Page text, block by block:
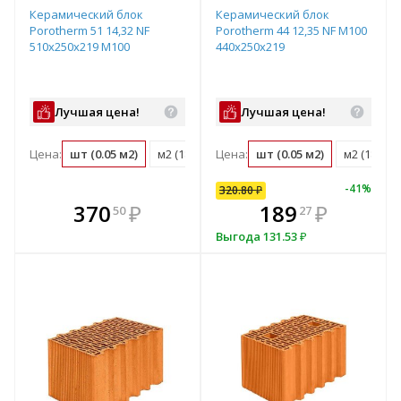
Керамический блок
Porotherm 51 14,32 NF
510х250х219 М100
Лучшая цена!
Цена: шт (0.05 м2) м2 (18.3 шт) м3 (35.8 шт) поддон (50
37050 ₽
В комплекте
всегда выгоднее!
Керамический блок
Porotherm 44 12,35 NF М100
440x250x219
Лучшая цена!
Цена: шт (0.05 м2) м2 (18.3
32080
320.80₽ -41%
189 27 ₽
Выгода 131.53₽